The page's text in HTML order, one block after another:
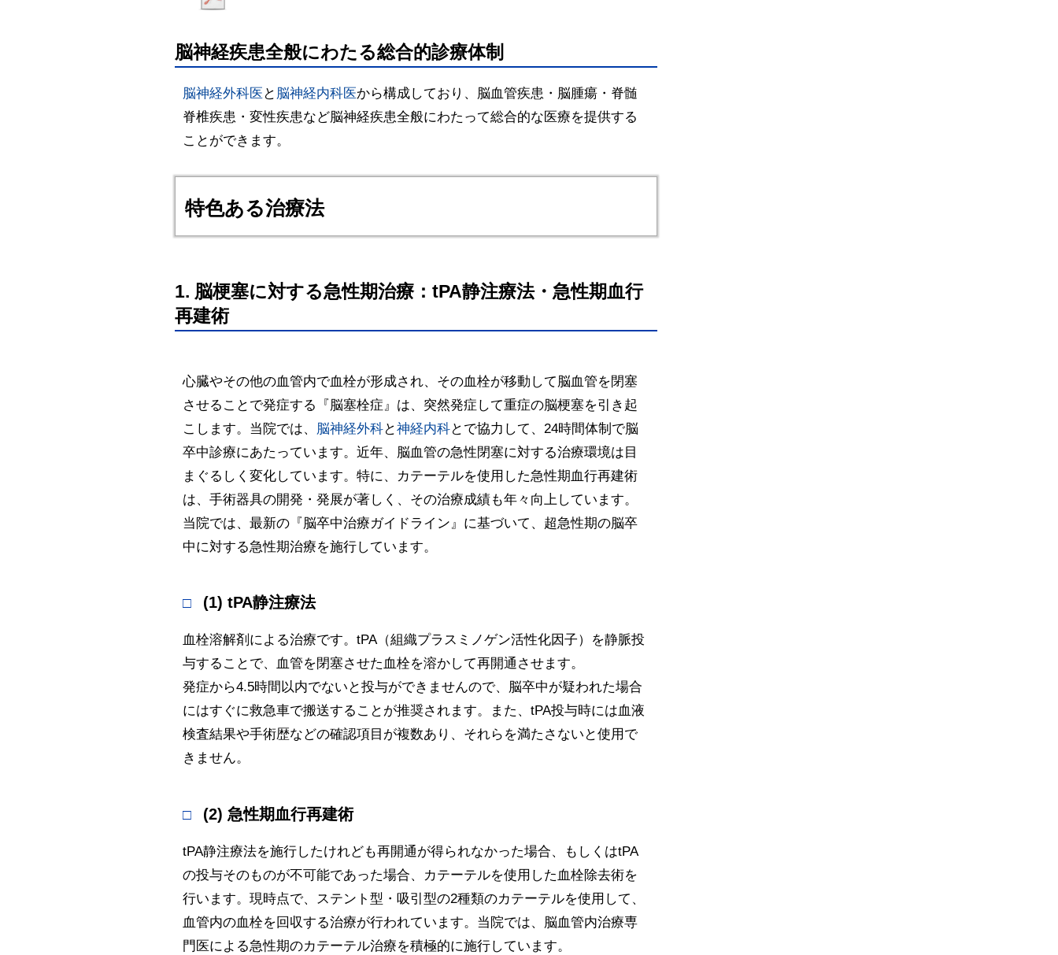
脳神経疾患全般にわたる総合的診療体制
脳神経外科医 と 脳神経内科医から構成しており、脳血管疾患・脳腫瘍・脊髄
脊椎疾患・変性疾患など脳神経疾患全般にわたって総合的な医療を提供する
ことができます。
特色ある治療法
1. 脳梗塞に対する急性期治療：tPA静注療法・急性期血行
再建術
心臓やその他の血管内で血栓が形成され、その血栓が移動して脳血管を閉塞
させることで発症する『脳塞栓症』は、突然発症して重症の脳梗塞を引き起
こします。当院では、
脳神経外科と神経内科とで協力して、24時間体制で脳
卒中診療にあたっています。近年、脳血管の急性閉塞に対する治療環境は目
まぐるしく変化しています。特に、カテーテルを使用した急性期血行再建術
は、手術器具の開発・発展が著しく、その治療成績も年々向上しています。
当院では、最新の『脳卒中治療ガイドライン』に基づいて、超急性期の脳卒
中に対する急性期治療を施行しています。
(1) tPA静注療法
血栓溶解剤による治療です。tPA（組織プラスミノゲン活性化因子）を静脈投
与することで、血管を閉塞させた血栓を溶かして再開通させます。
発症から4.5時間以内でないと投与ができませんので、脳卒中が疑われた場合
にはすぐに救急車で搬送することが推奨されます。また、tPA投与時には血液
検査結果や手術歴などの確認項目が複数あり、それらを満たさないと使用で
きません。
(2) 急性期血行再建術
tPA静注療法を施行したけれども再開通が得られなかった場合、もしくはtPA
の投与そのものが不可能であった場合、カテーテルを使用した血栓除去術を
行います。現時点で、ステント型・吸引型の2種類のカテーテルを使用して、
血管内の血栓を回収する治療が行われています。当院では、脳血管内治療専
門医による急性期のカテーテル治療を積極的に施行しています。